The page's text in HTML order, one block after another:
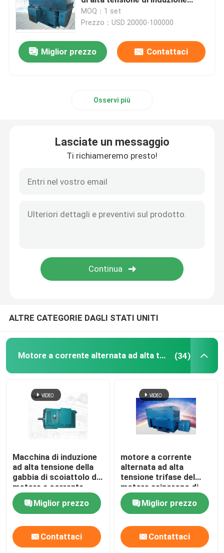
Motori elettrici ad alta tensione
motore sincrono di CA
Motore sincrono a magnete permanente
Motore sincrono di grandi dimensioni
Generatore a turbina a gas
Motore DC ad alta tensione
6000kw 11000v 3
MOQ：1 set
Prezzo：USD 20000-100000
Miglior prezzo Contattaci
Osservi più
Lasciate un messaggio
Ti richiameremo presto!
ALTRE CATEGORIE DAGLI STATI UNITI
Motore a corrente alternata ad alta tensione (34)
Macchina di induzione
ad alta tensione della
gabbia di scoiattolo del
motore a corrente
alternata di Y 1000kw
1500kw 3600rpm 3KV
Miglior prezzo
Contattaci
motore a corrente
alternata ad alta
tensione trifase del
motore asincrono di
CA della gabbia di
scoiattolo 6000kw 6kv
10kv
Miglior prezzo
Contattaci